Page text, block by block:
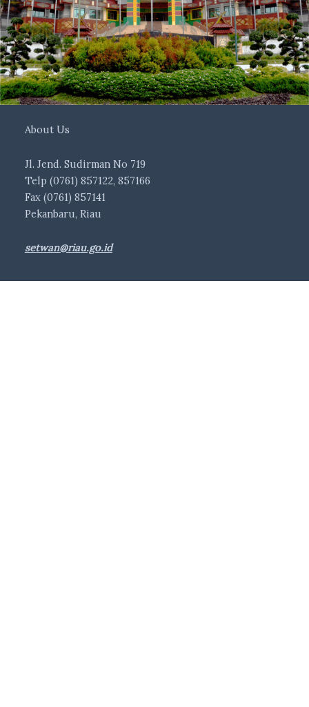
About Us
Jl. Jend. Sudirman No 719
Telp (0761) 857122, 857166
Fax (0761) 857141
Pekanbaru, Riau
setwan@riau.go.id